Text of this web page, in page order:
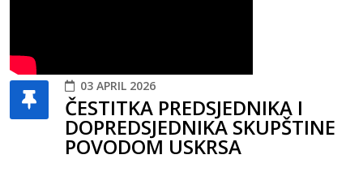
03 APRIL 2026
ČESTITKA PREDSJEDNIKA I
DOPREDSJEDNIKA SKUPŠTINE
POVODOM USKRSA